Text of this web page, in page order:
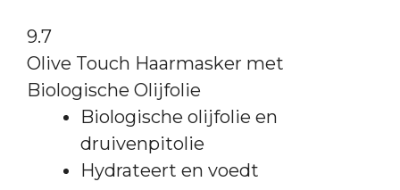
9.7
Olive Touch Haarmasker met
Biologische Olijfolie
Biologische olijfolie en
druivenpitolie
Hydrateert en voedt